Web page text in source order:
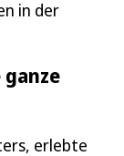
in der
erlebte